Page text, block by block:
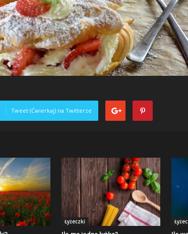
Tweet (Ćwierkaj) na Twitterze
Łyżeczki